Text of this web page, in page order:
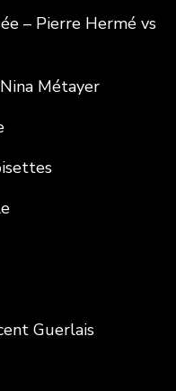
– Pierre Hermé vs
Métayer
Guerlais